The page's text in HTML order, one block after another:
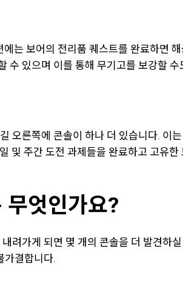
는 보어의 전리품 퀘스트를 완료하면
수 있으며 이를 통해 무기고를 보강할 수
오른쪽에 콘솔이 하나 더 있습니다. 이
및 주간 도전 과제들을 완료하고 고유
무엇인가요?
려가게 되면 몇 개의 콘솔을 더 발견
가결합니다.